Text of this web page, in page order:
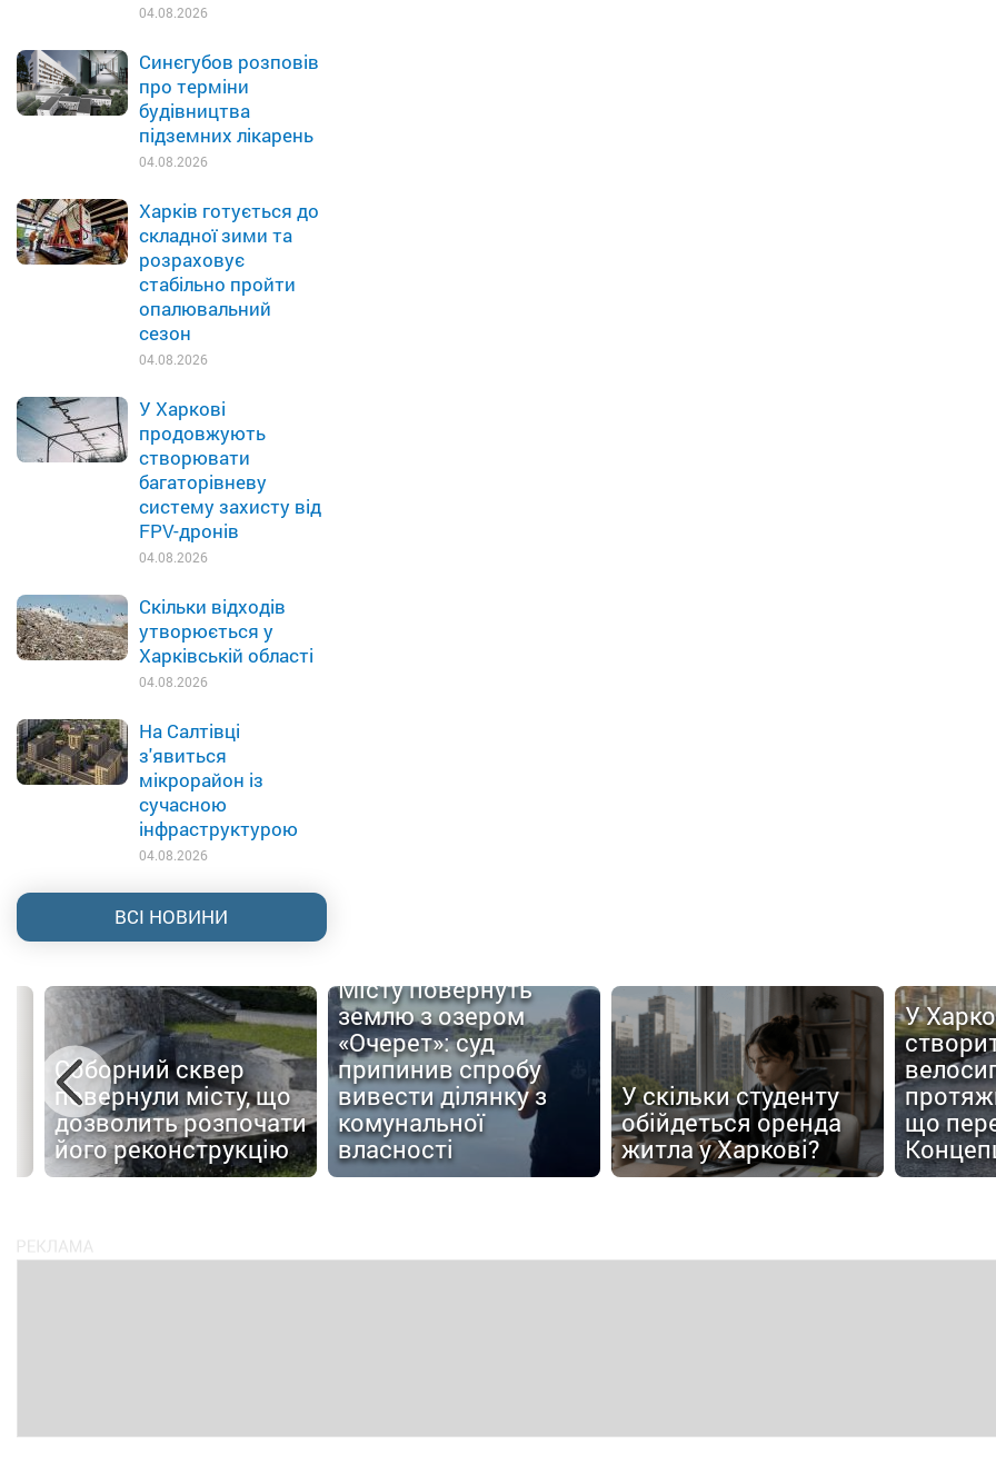
04.08.2026
Синєгубов розповів
про терміни
будівництва
підземних лікарень
04.08.2026
Харків готується до
складної зими та
розраховує
стабільно пройти
опалювальний
сезон
04.08.2026
У Харкові
продовжують
створювати
багаторівневу
систему захисту від
FPV-дронів
04.08.2026
Скільки відходів
утворюється у
Харківській області
04.08.2026
На Салтівці
з'явиться
мікрорайон із
сучасною
інфраструктурою
04.08.2026
ВСІ НОВИНИ
Соборний сквер
повернули місту, що
дозволить розпочати
його реконструкцію
Місту повернуть
землю з озером
«Очерет»: суд
припинив спробу
вивести ділянку з
комунальної
власності
У скільки студенту
обійдеться оренда
житла у Харкові?
У
що